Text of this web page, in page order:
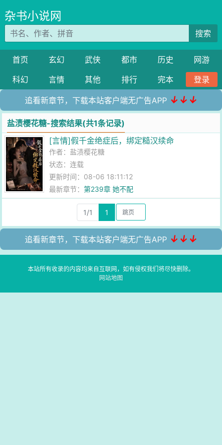
杂书小说网
搜索
首页 玄幻 武侠 都市 历史
网游
科幻
言情 其他 排行 完本 登录
追看新章节，下载本站客户端无广告APP ↓↓↓
盐渍樱花糖-搜索结果(共1条记录)
[言情]假千金绝症后，绑定糙汉续命
作者： 盐渍樱花糖
状态：连载
更新时间：08-06 18:11:12
最新章节：第239章 她不配
1/1 1
追看新章节，下载本站客户端无广告APP ↓↓↓
本站所有收录的内容均来自互联网，如有侵权我们将尽快删除。
网站地图